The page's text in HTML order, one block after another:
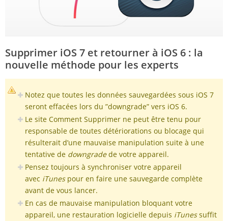
Supprimer iOS 7 et retourner à iOS 6 : la
nouvelle méthode pour les experts
Notez que toutes les données sauvegardées sous iOS 7
seront effacées lors du ”downgrade” vers iOS 6.
Le site Comment Supprimer ne peut être tenu pour
responsable de toutes détériorations ou blocage qui
résulterait d’une mauvaise manipulation suite à une
tentative de downgradede votre appareil.
Pensez toujours à synchroniser votre appareil
avec iTunespour en faire une sauvegarde complète
avant de vous lancer.
En cas de mauvaise manipulation bloquant votre
appareil, une restauration logicielle depuis iTunessuffit